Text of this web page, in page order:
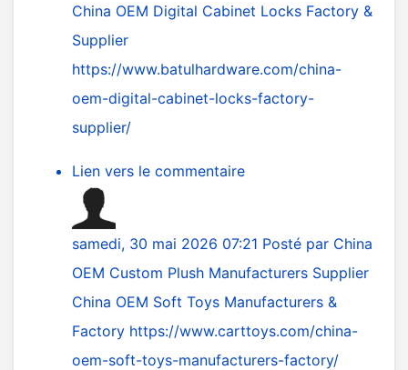
China OEM Digital Cabinet Locks Factory &
Supplier
https://www.batulhardware.com/china-
oem-digital-cabinet-locks-factory-
supplier/
Lien vers le commentaire
samedi, 30 mai 2026 07:21 Posté par China
OEM Custom Plush Manufacturers Supplier
China OEM Soft Toys Manufacturers &
Factory https://www.carttoys.com/china-
oem-soft-toys-manufacturers-factory/